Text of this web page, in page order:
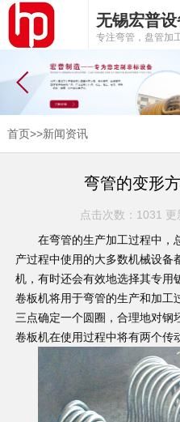
无锡宏普
专注弯管，盘管加
首页>>新闻资讯
弯管的变形
点击次数：1031
在弯管的生产加工过程中，
产过程中使用的大多数机械设备
机，有时还会有效地选择其专用
卷板机将用于弯管的生产和加工
三点确定一个圆圈，合理地对钢
卷板机在使用过程中将有两个传